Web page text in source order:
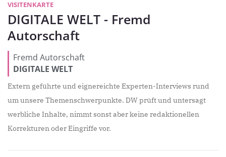
VISITENKARTE
DIGITALE WELT - Fremd
Autorschaft
Fremd Autorschaft
DIGITALE WELT
Extern geführte und eignereichte Experten-Interviews rund
um unsere Themenschwerpunkte. DW prüft und untersagt
werbliche Inhalte, nimmt sonst aber keine redaktionellen
Korrekturen oder Eingriffe vor.